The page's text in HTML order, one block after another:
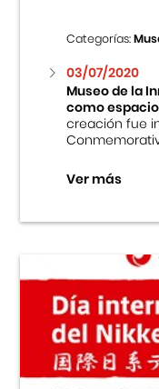
Categorías:
03/07/2020
Museo de la
como
creación fue
Ver más